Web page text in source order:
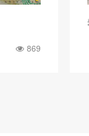
672